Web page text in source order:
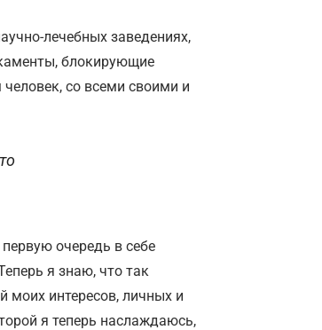
лечебных заведениях,
блокирующие
со всеми своими и
очередь в себе
я знаю, что так
моих интересов, личных и
я теперь наслаждаюсь,